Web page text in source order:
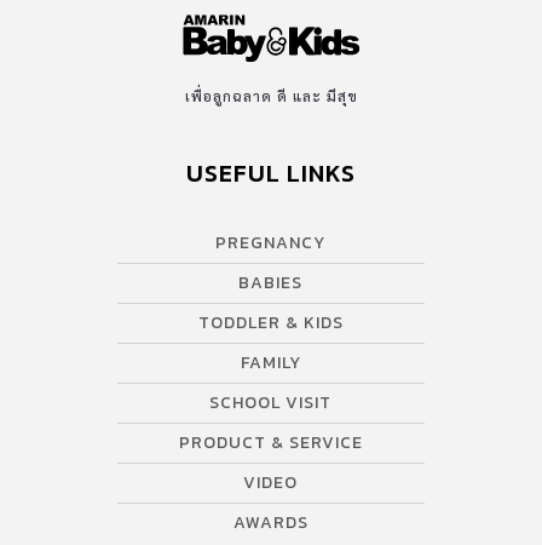
เพื่อลูกฉลาด ดี และ มีสุข
USEFUL LINKS
PREGNANCY
BABIES
TODDLER & KIDS
FAMILY
SCHOOL VISIT
PRODUCT & SERVICE
VIDEO
AWARDS